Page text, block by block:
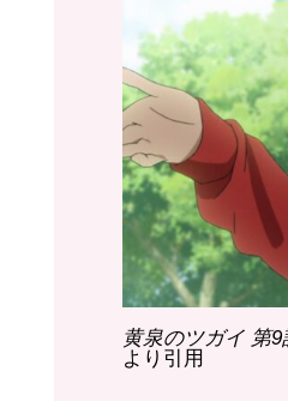
黄泉のツガイ 第
より引用